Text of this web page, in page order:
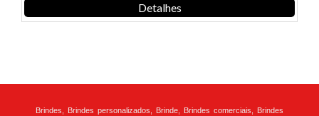
Detalhes
Brindes, Brindes personalizados, Brinde, Brindes comerciais, Brindes